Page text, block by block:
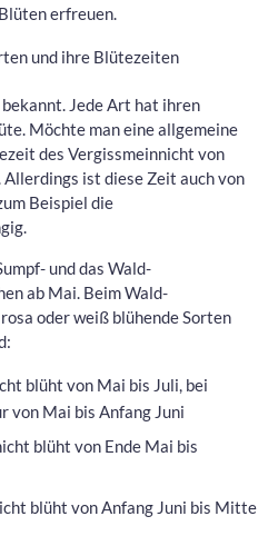
erfreuen.
und ihre Blütezeiten
Jede Art hat ihren
Möchte man eine allgemeine
des Vergissmeinnicht von
ist diese Zeit auch von
Beispiel die
und das Wald-
ab Mai. Beim Wald-
oder weiß blühende Sorten
blüht von Mai bis Juli, bei
von Mai bis Anfang Juni
blüht von Ende Mai bis
blüht von Anfang Juni bis Mitte